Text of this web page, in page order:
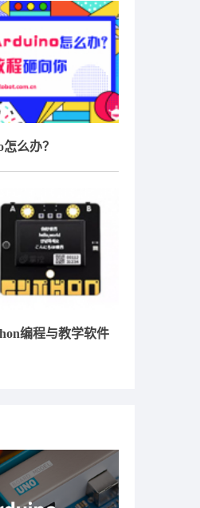
么办？
编程与教学软件